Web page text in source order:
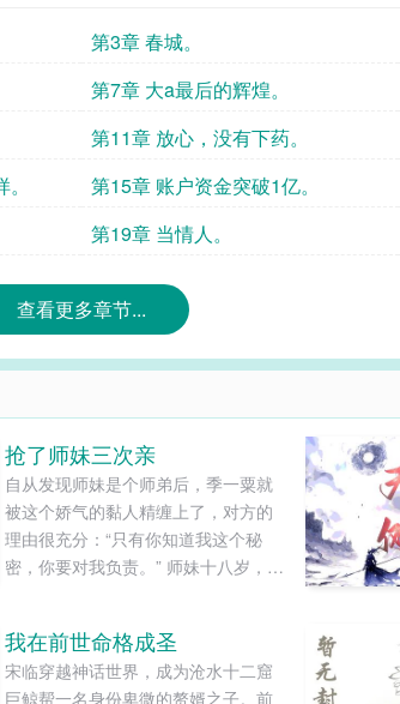
第3章 春城。
第7章 大a最后的辉煌。
第11章 放心，没有下药。
第15章 账户资金突破1亿。
第19章 当情人。
查看更多章节...
抢了师妹三次亲
自从发现师妹是个师弟后，季一粟就
被这个娇气的黏人精缠上了，对方的
理由很充分：“只有你知道我这个秘
密，你要对我负责。” 师妹十八岁，掌
就不用嫁人了，或者我们私奔吧。” 季
一粟冷漠拒绝：“不娶，不私奔，打不
我在前世命格成圣
宋临穿越神话世界，成为沧水十二窟
巨鲸帮一名身份卑微的赘婿之子。前